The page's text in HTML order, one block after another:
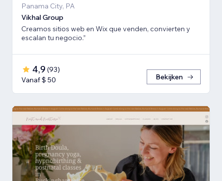
Panama City, PA
Vikhal Group
Creamos sitios web en Wix que venden, convierten y
escalan tu negocio.”
4,9 (93)
Vanaf $ 50
Bekijken